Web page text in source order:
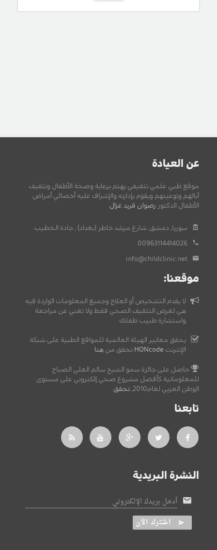
عن العيادة
موقع طبي علمي تثقيفي يهتم برعاية وصحة الأطفال وتثقيف
آبائهم وتوعيتهم ويقوم بإدارته والإشراف عليه أخصائي أمراض
الأطفال الدكتور رضوان فريد غزال
سوريا, دمشق, شارع مرشد خاطر (بغداد) , جادة الخطيب.
00963114414026
info@childclinic.net
موقعنا:
لا يقدم التشخيص أو العلاج وجميع المعلومات الواردة فيه
هي لغرض التثقيف الصحي فقط ولا تغني عن مراجعة
واستشارة طبيب طفلك.
يحقق معايير الهيئة العالمية للمواقع الطبية على شبكة
الإنترنت HONcode تحقق من هنا
حاصل على جائزة سمو الشيخ سالم العلي الصباح
للمعلوماتية كأفضل مشروع صحي إلكتروني على مستوى
الوطن العربي لعام2010,
تحقق
تابعنا
النشرة البريدية
أدخل بريدك الإلكتروني
اشترك الآن